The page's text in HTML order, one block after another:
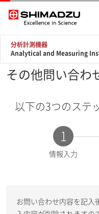
分析計測機器
Analytical and Measuring
その他問い合わ
以下の3つのステ
1
現
情報入力
お問い合わせ内容を記入